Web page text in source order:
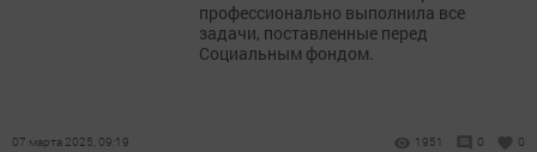
профессионально выполнила все
задачи, поставленные перед
Социальным фондом.
07 марта 2025, 09:19 1951 0 0